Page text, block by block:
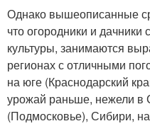
Однако вышеописанные
что огородники и
культуры, занимаются
регионах с отличными
на юге (Краснодарский
урожай раньше, нежели в
(Подмосковье), Сибири,